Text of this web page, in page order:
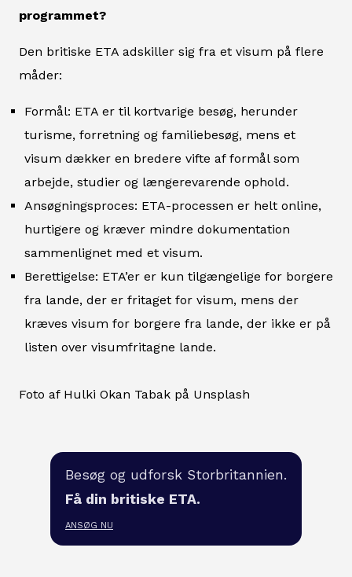
programmet?
Den britiske ETA adskiller sig fra et visum på flere
måder:
Formål: ETA er til kortvarige besøg, herunder
turisme, forretning og familiebesøg, mens et
visum dækker en bredere vifte af formål som
arbejde, studier og længerevarende ophold.
Ansøgningsproces: ETA-processen er helt online,
hurtigere og kræver mindre dokumentation
sammenlignet med et visum.
Berettigelse: ETA’er er kun tilgængelige for borgere
fra lande, der er fritaget for visum, mens der
kræves visum for borgere fra lande, der ikke er på
listen over visumfritagne lande.
Foto af Hulki Okan Tabak på Unsplash
Besøg og udforsk Storbritannien.
Få din britiske ETA.
ANSØG NU